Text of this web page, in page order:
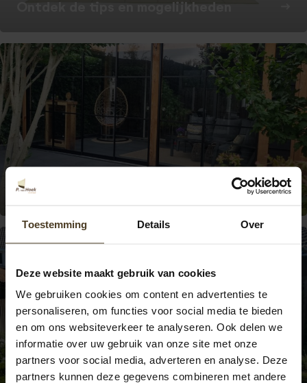
Toestemming Details Over
Deze website maakt gebruik van cookies
We gebruiken cookies om content en advertenties te
personaliseren, om functies voor social media te bieden
en om ons websiteverkeer te analyseren. Ook delen we
informatie over uw gebruik van onze site met onze
partners voor social media, adverteren en analyse. Deze
partners kunnen deze gegevens combineren met andere
Ontdek de tips en mogelijkheden
Jouw luxe overkapping als buitenkamer
Een complete droomtuin begint hier